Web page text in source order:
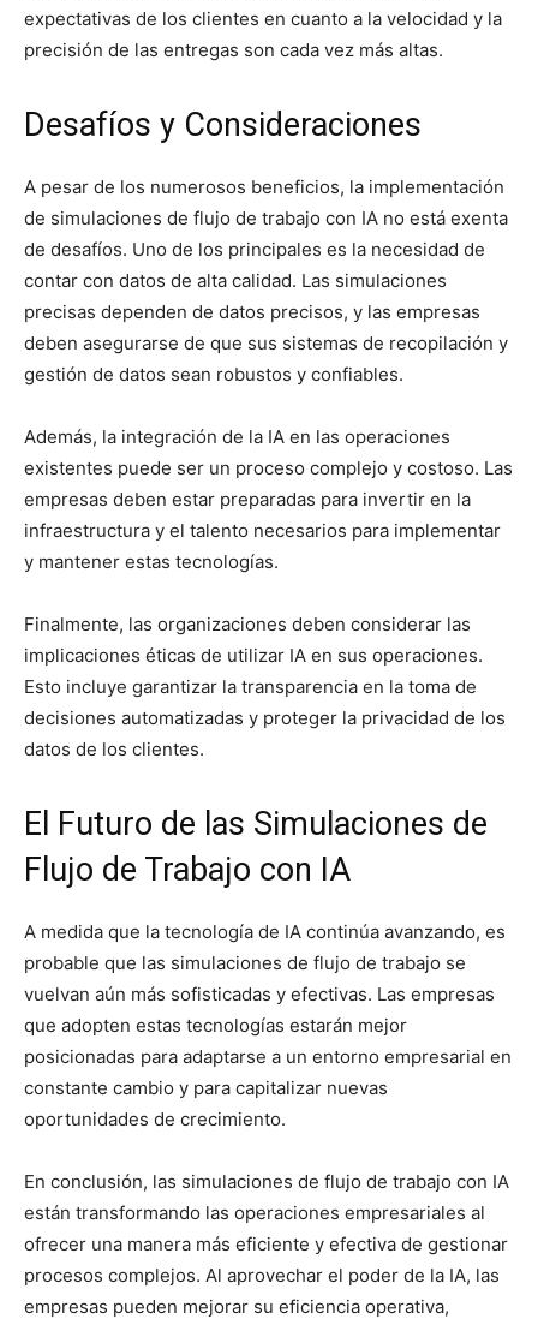
expectativas de los clientes en cuanto a la velocidad y la
precisión de las entregas son cada vez más altas.
Desafíos y Consideraciones
A pesar de los numerosos beneficios, la implementación
de simulaciones de flujo de trabajo con IA no está exenta
de desafíos. Uno de los principales es la necesidad de
contar con datos de alta calidad. Las simulaciones
precisas dependen de datos precisos, y las empresas
deben asegurarse de que sus sistemas de recopilación y
gestión de datos sean robustos y confiables.
Además, la integración de la IA en las operaciones
existentes puede ser un proceso complejo y costoso. Las
empresas deben estar preparadas para invertir en la
infraestructura y el talento necesarios para implementar
y mantener estas tecnologías.
Finalmente, las organizaciones deben considerar las
implicaciones éticas de utilizar IA en sus operaciones.
Esto incluye garantizar la transparencia en la toma de
decisiones automatizadas y proteger la privacidad de los
datos de los clientes.
El Futuro de las Simulaciones de
Flujo de Trabajo con IA
A medida que la tecnología de IA continúa avanzando, es
probable que las simulaciones de flujo de trabajo se
vuelvan aún más sofisticadas y efectivas. Las empresas
que adopten estas tecnologías estarán mejor
posicionadas para adaptarse a un entorno empresarial en
constante cambio y para capitalizar nuevas
oportunidades de crecimiento.
En conclusión, las simulaciones de flujo de trabajo con IA
están transformando las operaciones empresariales al
ofrecer una manera más eficiente y efectiva de gestionar
procesos complejos. Al aprovechar el poder de la IA, las
empresas pueden mejorar su eficiencia operativa,